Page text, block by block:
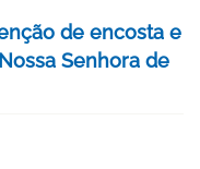
de encosta e
Senhora de